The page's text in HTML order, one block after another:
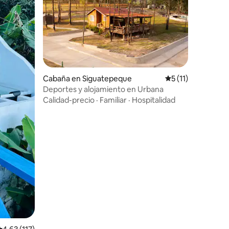
Cabaña en Siguatepeque Calificación
5 (11)
Deportes y alojamiento en Urbana
Calidad-precio · Familiar · Hospitalidad